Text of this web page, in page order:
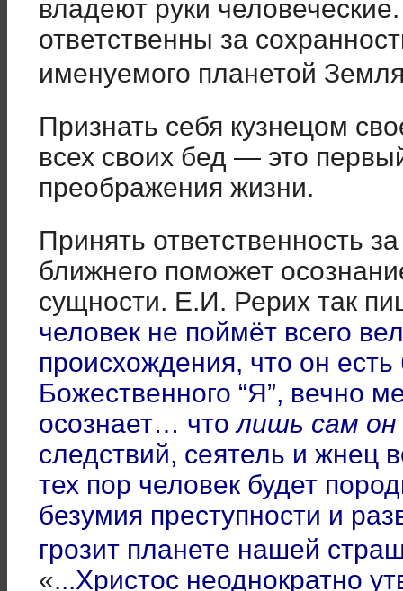
владеют руки
ответственны за
именуемого планетой
Признать себя кузнецом
всех своих бед — это
преображения жизни.
Принять ответственность
ближнего поможет
сущности. Е.И. Рерих так
человек не поймёт всего
происхождения, что он
Божественного “Я”, вечно
осознает… чтолишь сам
следствий, сеятель и жнец
тех пор человек будет
бе­зумия преступности и
грозит планете нашей
«...Христос неоднократно